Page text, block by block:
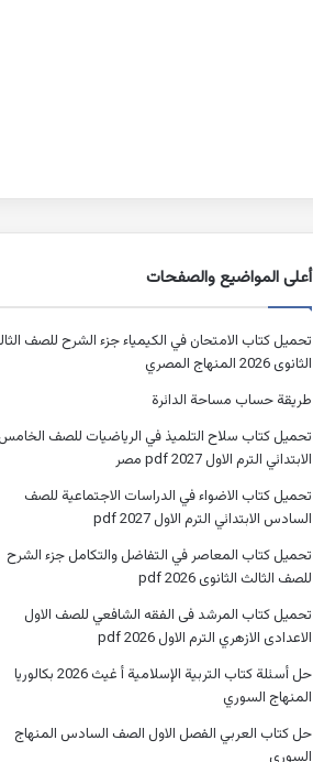
أعلى المواضيع والصفحات
تحميل كتاب الامتحان في الكيمياء جزء الشرح للصف
الثانوى 2026 المنهاج المصري
طريقة حساب مساحة الدائرة
تحميل كتاب سلاح التلميذ في الرياضيات للصف الخامس
الابتدائي الترم الاول 2027 pdf مصر
تحميل كتاب الاضواء في الدراسات الاجتماعية للصف
السادس الابتدائي الترم الاول 2027 pdf
تحميل كتاب المعاصر في التفاضل والتكامل جزء الشرح
للصف الثالث الثانوى 2026 pdf
تحميل كتاب المرشد فى الفقه الشافعي للصف الاول
الاعدادى الازهري الترم الاول 2026 pdf
حل أسئلة كتاب التربية الإسلامية أ غيث 2026 بكالوريا
المنهاج السوري
حل كتاب العربي الفصل الاول الصف السادس المنهاج
السوري